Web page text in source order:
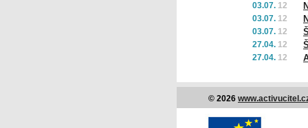
03.07. 12
03.07. 12
03.07. 12
27.04. 12
27.04. 12
© 2026